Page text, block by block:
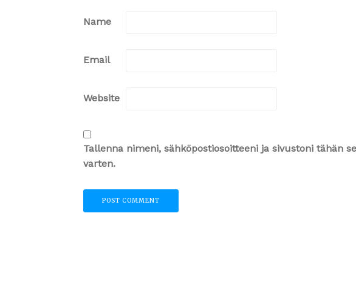
Name
Email
Website
Tallenna nimeni, sähköpostiosoitteeni ja sivustoni tähän
varten.